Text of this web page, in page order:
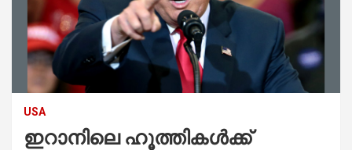
USA
ഇറാനിലെ ഹൂത്തികൾക്ക്